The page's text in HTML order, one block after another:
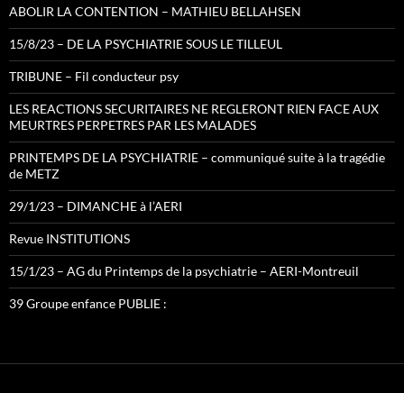
ABOLIR LA CONTENTION – MATHIEU BELLAHSEN
15/8/23 – DE LA PSYCHIATRIE SOUS LE TILLEUL
TRIBUNE – Fil conducteur psy
LES REACTIONS SECURITAIRES NE REGLERONT RIEN FACE AUX
MEURTRES PERPETRES PAR LES MALADES
PRINTEMPS DE LA PSYCHIATRIE – communiqué suite à la tragédie
de METZ
29/1/23 – DIMANCHE à l’AERI
Revue INSTITUTIONS
15/1/23 – AG du Printemps de la psychiatrie – AERI-Montreuil
39 Groupe enfance PUBLIE :